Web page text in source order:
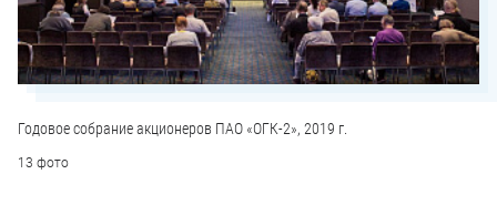
Годовое собрание акционеров ПАО «ОГК-2», 2019 г.
13 фото